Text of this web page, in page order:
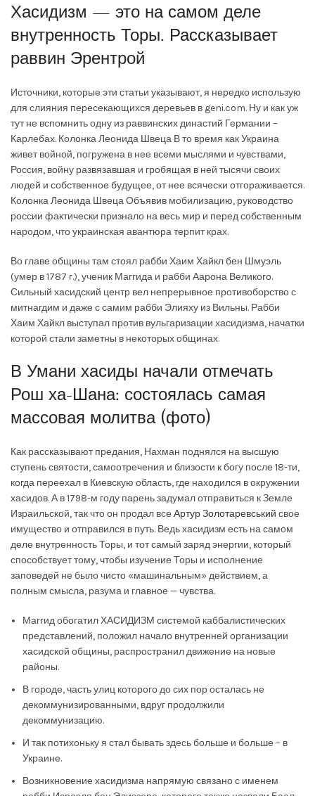
Хасидизм — это на самом деле
внутренность Торы. Рассказывает
раввин Эрентрой
Источники, которые эти статьи указывают, я нередко использую
для слияния пересекающихся деревьев в geni.com. Ну и как уж
тут не вспомнить одну из раввинских династий Германии –
Карлебах. Колонка Леонида Швеца В то время как Украина
живет войной, погружена в нее всеми мыслями и чувствами,
Россия, войну развязавшая и гробящая в ней тысячи своих
людей и собственное будущее, от нее всячески отгораживается.
Колонка Леонида Швеца Объявив мобилизацию, руководство
россии фактически признало на весь мир и перед собственным
народом, что украинская авантюра терпит крах.
Во главе общины там стоял рабби Хаим Хайкл бен Шмуэль
(умер в 1787 г.), ученик Маггида и рабби Аарона Великого.
Сильный хасидский центр вел непрерывное противоборство с
митнагдим и даже с самим рабби Элияху из Вильны. Рабби
Хаим Хайкл выступал против вульгаризации хасидизма, начатки
которой стали заметны в некоторых общинах.
В Умани хасиды начали отмечать
Рош ха-Шана: состоялась самая
массовая молитва (фото)
Как рассказывают предания, Нахман поднялся на высшую
ступень святости, самоотречения и близости к богу после 18-ти,
когда переехал в Киевскую область, где находился в окружении
хасидов. А в 1798-м году парень задумал отправиться к Земле
Израильской, так что он продал все Артур Золотаревський свое
имущество и отправился в путь. Ведь хасидизм есть на самом
деле внутренность Торы, и тот самый заряд энергии, который
способствует тому, чтобы изучение Торы и исполнение
заповедей не было чисто «машинальным» действием, а
полным смысла, разума и главное — чувства.
Маггид обогатил ХАСИДИЗМ системой каббалистических
представлений, положил начало внутренней организации
хасидской общины, распространил движение на новые
районы.
В городе, часть улиц которого до сих пор осталась не
декоммунизированными, вдруг продолжили
декоммунизацию.
И так потихоньку я стал бывать здесь больше и больше – в
Украине.
Возникновение хасидизма напрямую связано с именем